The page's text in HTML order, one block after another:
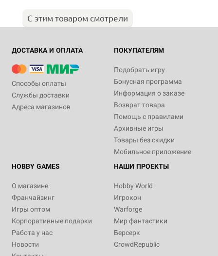
С этим товаром смотрели
ДОСТАВКА И ОПЛАТА
Способы оплаты
Службы доставки
Адреса магазинов
ПОКУПАТЕЛЯМ
Подобрать игру
Бонусная программа
Информация о заказе
Возврат товара
Помощь с правилами
Архивные игры
Товары без скидки
Мобильное приложение
HOBBY GAMES
О магазине
Франчайзинг
Игры оптом
Корпоративные подарки
Работа у нас
Новости
НАШИ ПРОЕКТЫ
Hobby World
Игрокон
Warforge
Мир фантастики
Берсерк
CrowdRepublic